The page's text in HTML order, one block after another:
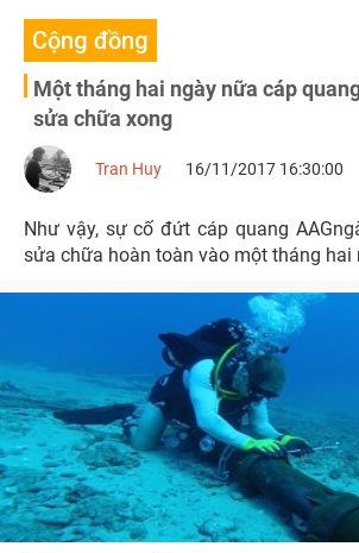
Cộng đồng
Một tháng hai ngày nữa cáp
sửa chữa xong
Tran Huy 16/11/2017 16:30:00
Như vậy, sự cố đứt cáp quang
sửa chữa hoàn toàn vào một tháng hai